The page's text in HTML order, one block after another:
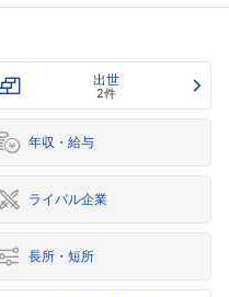
出世
2件
年収・給与
ライバル企業
長所・短所